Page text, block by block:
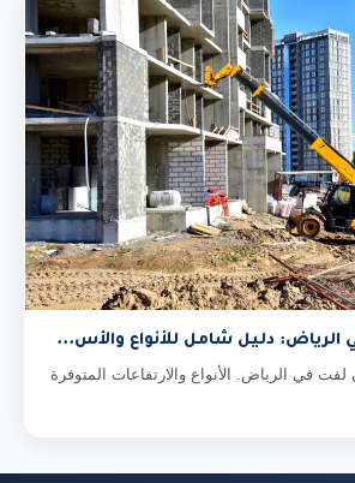
الرياض: دليل شامل للأنواع والأس...
في الرياض. الأنواع والارتفاعات المتوفرة